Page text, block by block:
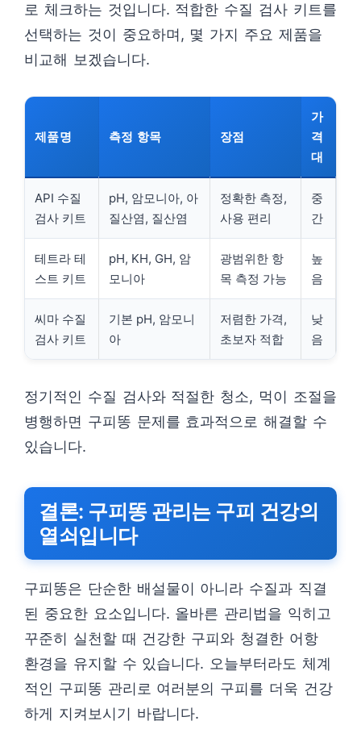
로 체크하는 것입니다. 적합한 수질 검사 키트를
선택하는 것이 중요하며, 몇 가지 주요 제품을
비교해 보겠습니다.
제품명 측정 항목 장점
가
격
대
API 수질
검사 키트
pH, 암모니아, 아
질산염, 질산염
정확한 측정,
사용 편리
중
간
테트라 테
스트 키트
pH, KH, GH, 암
모니아
광범위한 항
목 측정 가능
높
음
씨마 수질
검사 키트
기본 pH, 암모니
아
저렴한 가격,
초보자 적합
낮
음
정기적인 수질 검사와 적절한 청소, 먹이 조절을
병행하면 구피똥 문제를 효과적으로 해결할 수
있습니다.
결론: 구피똥 관리는 구피 건강의
열쇠입니다
구피똥은 단순한 배설물이 아니라 수질과 직결
된 중요한 요소입니다. 올바른 관리법을 익히고
꾸준히 실천할 때 건강한 구피와 청결한 어항
환경을 유지할 수 있습니다. 오늘부터라도 체계
적인 구피똥 관리로 여러분의 구피를 더욱 건강
하게 지켜보시기 바랍니다.